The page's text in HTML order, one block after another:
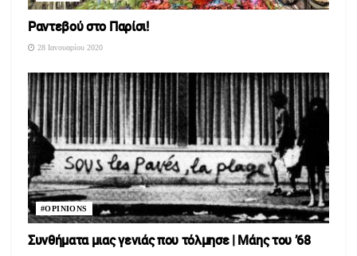
Ραντεβού στο Παρίσι!
28 Ιανουαρίου 2020
#OPINIONS
Συνθήματα μιας γενιάς που τόλμησε | Mάης του ’68